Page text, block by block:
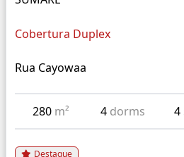
Cobertura Duplex
Rua Cayowaa
280 m² 4 dorms 4
Destaque